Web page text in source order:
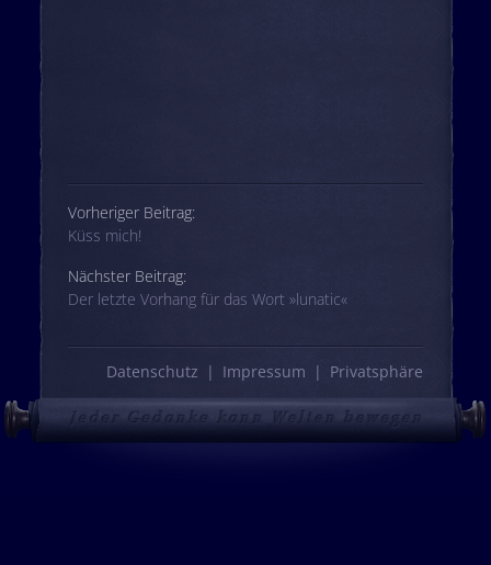
Beitrags-Navigation
Vorheriger Beitrag:
Küss mich!
Nächster Beitrag:
Der letzte Vorhang für das Wort »lunatic«
Datenschutz Impressum Privatsphäre